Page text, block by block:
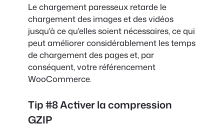
Le chargement paresseux retarde le
chargement des images et des vidéos
jusqu'à ce qu'elles soient nécessaires, ce qui
peut améliorer considérablement les temps
de chargement des pages et, par
conséquent, votre référencement
WooCommerce.
Tip #8 Activer la compression
GZIP